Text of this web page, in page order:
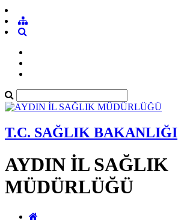
T.C. SAĞLIK BAKANLIĞI
AYDIN İL SAĞLIK
MÜDÜRLÜĞÜ